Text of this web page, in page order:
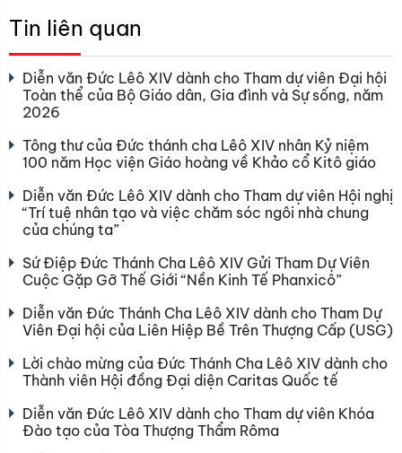
Tin liên quan
Diễn văn Đức Lêô XIV dành cho Tham dự viên Đại hội
Toàn thể của Bộ Giáo dân, Gia đình và Sự sống, năm
2026
Tông thư của Đức thánh cha Lêô XIV nhân Kỷ niệm
100 năm Học viện Giáo hoàng về Khảo cổ Kitô giáo
Diễn văn Đức Lêô XIV dành cho Tham dự viên Hội nghị
“Trí tuệ nhân tạo và việc chăm sóc ngôi nhà chung
của chúng ta”
Sứ Điệp Đức Thánh Cha Lêô XIV Gửi Tham Dự Viên
Cuộc Gặp Gỡ Thế Giới “Nền Kinh Tế Phanxicô”
Diễn văn Đức Thánh Cha Lêô XIV dành cho Tham Dự
Viên Đại hội của Liên Hiệp Bề Trên Thượng Cấp (USG)
Lời chào mừng của Đức Thánh Cha Lêô XIV dành cho
Thành viên Hội đồng Đại diện Caritas Quốc tế
Diễn văn Đức Lêô XIV dành cho Tham dự viên Khóa
Đào tạo của Tòa Thượng Thẩm Rôma